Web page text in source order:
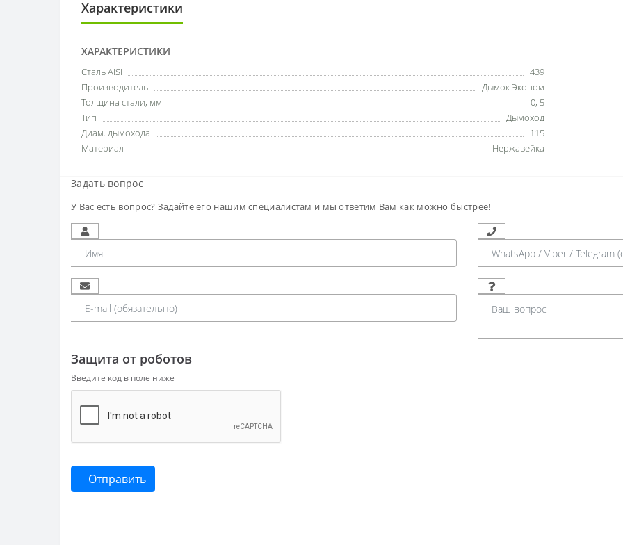
Характеристики
ХАРАКТЕРИСТИКИ
Сталь AISI
439
Производитель
Дымок Эконом
Толщина стали, мм
0, 5
Тип
Дымоход
Диам. дымохода
115
Материал
Нержавейка
Задать вопрос
У Вас есть вопрос? Задайте его нашим специалистам и мы ответим Вам как можно быстрее!
Защита от роботов
Введите код в поле ниже
Отправить